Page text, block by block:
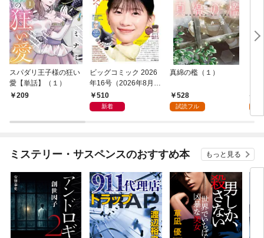
スパダリ王子様の狂い
愛【単話】（１）
209
ビッグコミック 2026
年16号（2026年8月7
日発売）
510
新着
真綿の檻（１）
528
試読フル
ミステリー・サスペンスのおすすめ本 もっと見る